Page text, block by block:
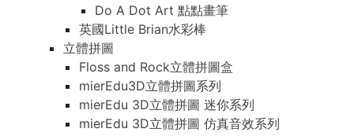
Do A Dot Art 點點畫筆
英國Little Brian水彩棒
立體拼圖
Floss and Rock立體拼圖盒
mierEdu3D立體拼圖系列
mierEdu 3D立體拼圖 迷你系列
mierEdu 3D立體拼圖 仿真音效系列